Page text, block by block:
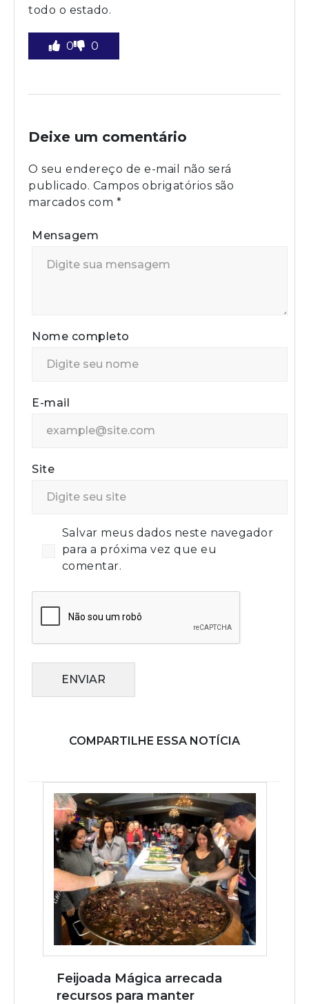
todo o estado.
0 0
Deixe um comentário
O seu endereço de e-mail não será
publicado. Campos obrigatórios são
marcados com *
Mensagem
Nome completo
E-mail
Site
Salvar meus dados neste navegador
para a próxima vez que eu
comentar.
ENVIAR
COMPARTILHE ESSA NOTÍCIA
Feijoada Mágica arrecada
recursos para manter